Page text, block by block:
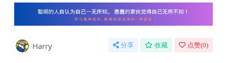
Harry 分享 收藏 点赞(0)